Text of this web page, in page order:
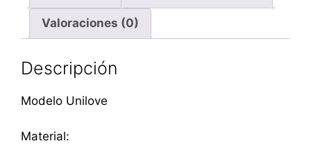
Valoraciones (0)
Descripción
Modelo Unilove
Material: